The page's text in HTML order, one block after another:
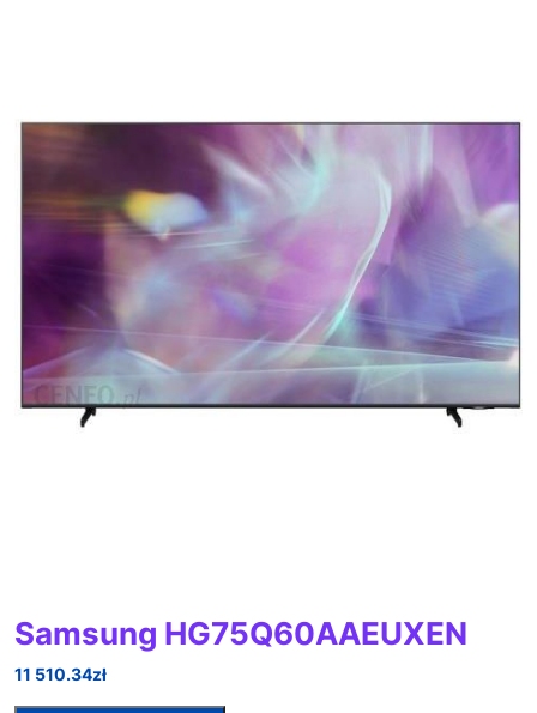
Samsung HG75Q60AAEUXEN
11 510.34zł